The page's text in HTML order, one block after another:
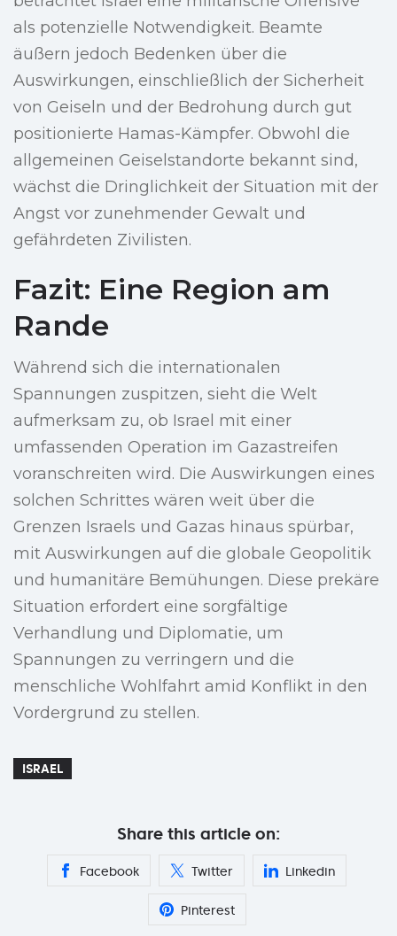
als potenzielle Notwendigkeit. Beamte
äußern jedoch Bedenken über die
Auswirkungen, einschließlich der Sicherheit
von Geiseln und der Bedrohung durch gut
positionierte Hamas-Kämpfer. Obwohl die
allgemeinen Geiselstandorte bekannt sind,
wächst die Dringlichkeit der Situation mit der
Angst vor zunehmender Gewalt und
gefährdeten Zivilisten.
Fazit: Eine Region am
Rande
Während sich die internationalen
Spannungen zuspitzen, sieht die Welt
aufmerksam zu, ob Israel mit einer
umfassenden Operation im Gazastreifen
voranschreiten wird. Die Auswirkungen eines
solchen Schrittes wären weit über die
Grenzen Israels und Gazas hinaus spürbar,
mit Auswirkungen auf die globale Geopolitik
und humanitäre Bemühungen. Diese prekäre
Situation erfordert eine sorgfältige
Verhandlung und Diplomatie, um
Spannungen zu verringern und die
menschliche Wohlfahrt amid Konflikt in den
Vordergrund zu stellen.
ISRAEL
Share this article on:
Facebook Twitter Linkedin
Pinterest